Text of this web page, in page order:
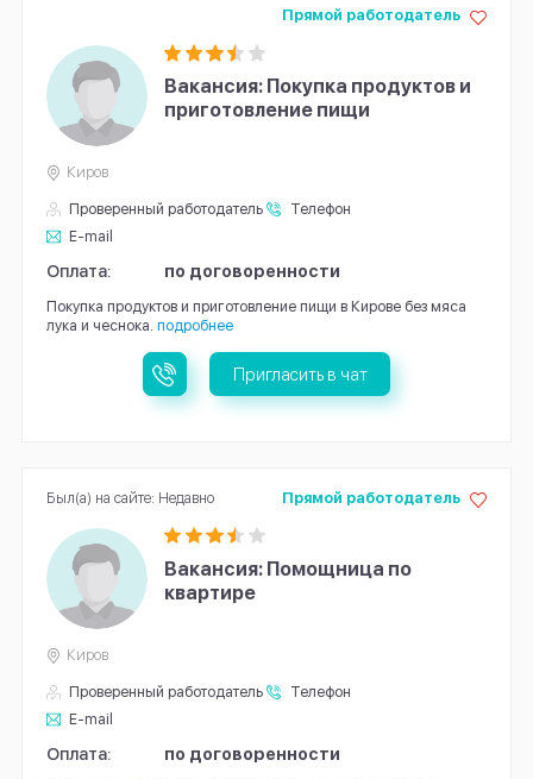
Вакансия: Покупка продуктов и
приготовление пищи
Проверенный работодатель
Телефон
E-mail
Прямой работодатель
Киров
Оплата: по договоренности
Покупка продуктов и приготовление пищи в Кирове без мяса
лука и чеснока. подробнее
Пригласить в чат
Вакансия: Помощница по
квартире
Проверенный работодатель
Телефон
E-mail
Прямой работодатель
Киров
Оплата: по договоренности
Был(а) на сайте: Недавно